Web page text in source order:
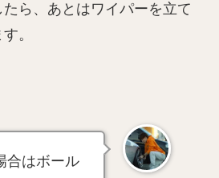
ら、あとはワイパーを立て
。
合はボール